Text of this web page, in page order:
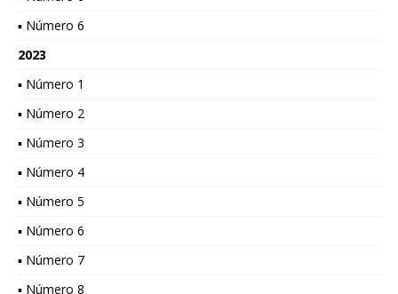
▪ Número 6
2023
▪ Número 1
▪ Número 2
▪ Número 3
▪ Número 4
▪ Número 5
▪ Número 6
▪ Número 7
▪ Número 8